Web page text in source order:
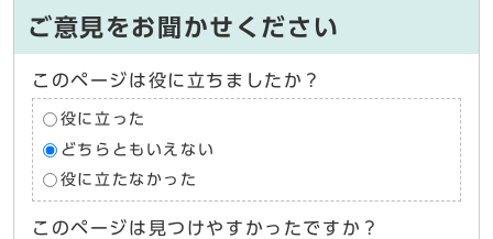
ご意見をお聞かせください
このページは役に立ちましたか？
役に立った
どちらともいえない
役に立たなかった
このページは見つけやすかったですか？